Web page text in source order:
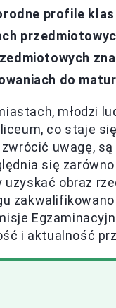
profile
do
młodzi
co staje
uwagę,
się
obraz
i aktualność